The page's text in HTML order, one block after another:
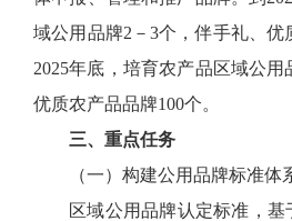
域公用品牌2－3个，伴手礼、优
2025年底，培育农产品区域公用
优质农产品品牌100个。
三、重点任务
（一）构建公用品牌标准体
区域公用品牌认定标准，基